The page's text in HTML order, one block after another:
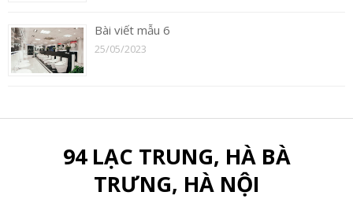
Bài viết mẫu 6
25/05/2023
94 LẠC TRUNG, HÀ BÀ
TRƯNG, HÀ NỘI